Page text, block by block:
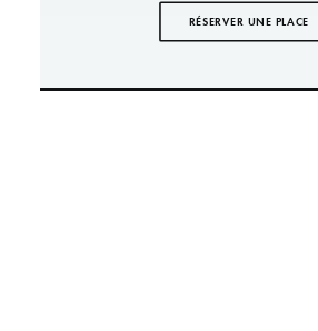
RÉSERVER UNE PLACE